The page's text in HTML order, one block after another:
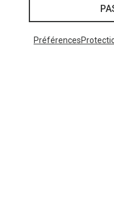
Préférences